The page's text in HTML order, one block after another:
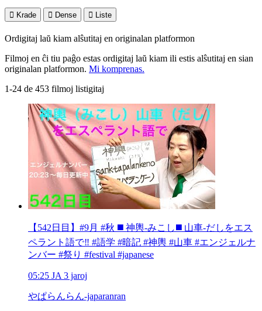
 Krade  Dense  Liste
Ordigitaj laŭ kiam alŝutitaj en originalan platformon
Filmoj en ĉi tiu paĝo estas ordigitaj laŭ kiam ili estis alŝutitaj en sian
originalan platformon. Mi komprenas.
1-24 de 453 filmoj listigitaj
【542日目】#9月 #秋 ◼️ 神輿-みこし◼️ 山車-だしをエス
ペラント語で‼️ #語学 #暗記 #神輿 #山車 #エンジェルナ
ンバー #祭り #festival #japanese
05:25 JA 3 jaroj
やぱらんらん-japaranran